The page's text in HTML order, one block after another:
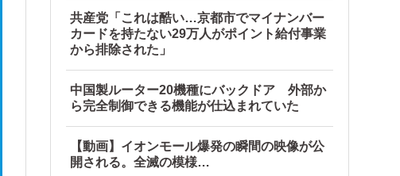
外の反応】
共産党「これは酷い…京都市でマイナンバー
カードを持たない29万人がポイント給付事業
から排除された」
中国製ルーター20機種にバックドア 外部か
ら完全制御できる機能が仕込まれていた
【動画】イオンモール爆発の瞬間の映像が公
開される。全滅の模様…